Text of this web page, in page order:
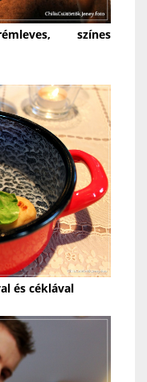
színes
és céklával